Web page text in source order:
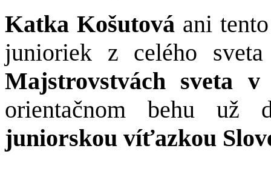
Katka Košutová ani
junioriek z celého
Majstrovstvách sveta
orientačnom behu už
juniorskou víťazkou